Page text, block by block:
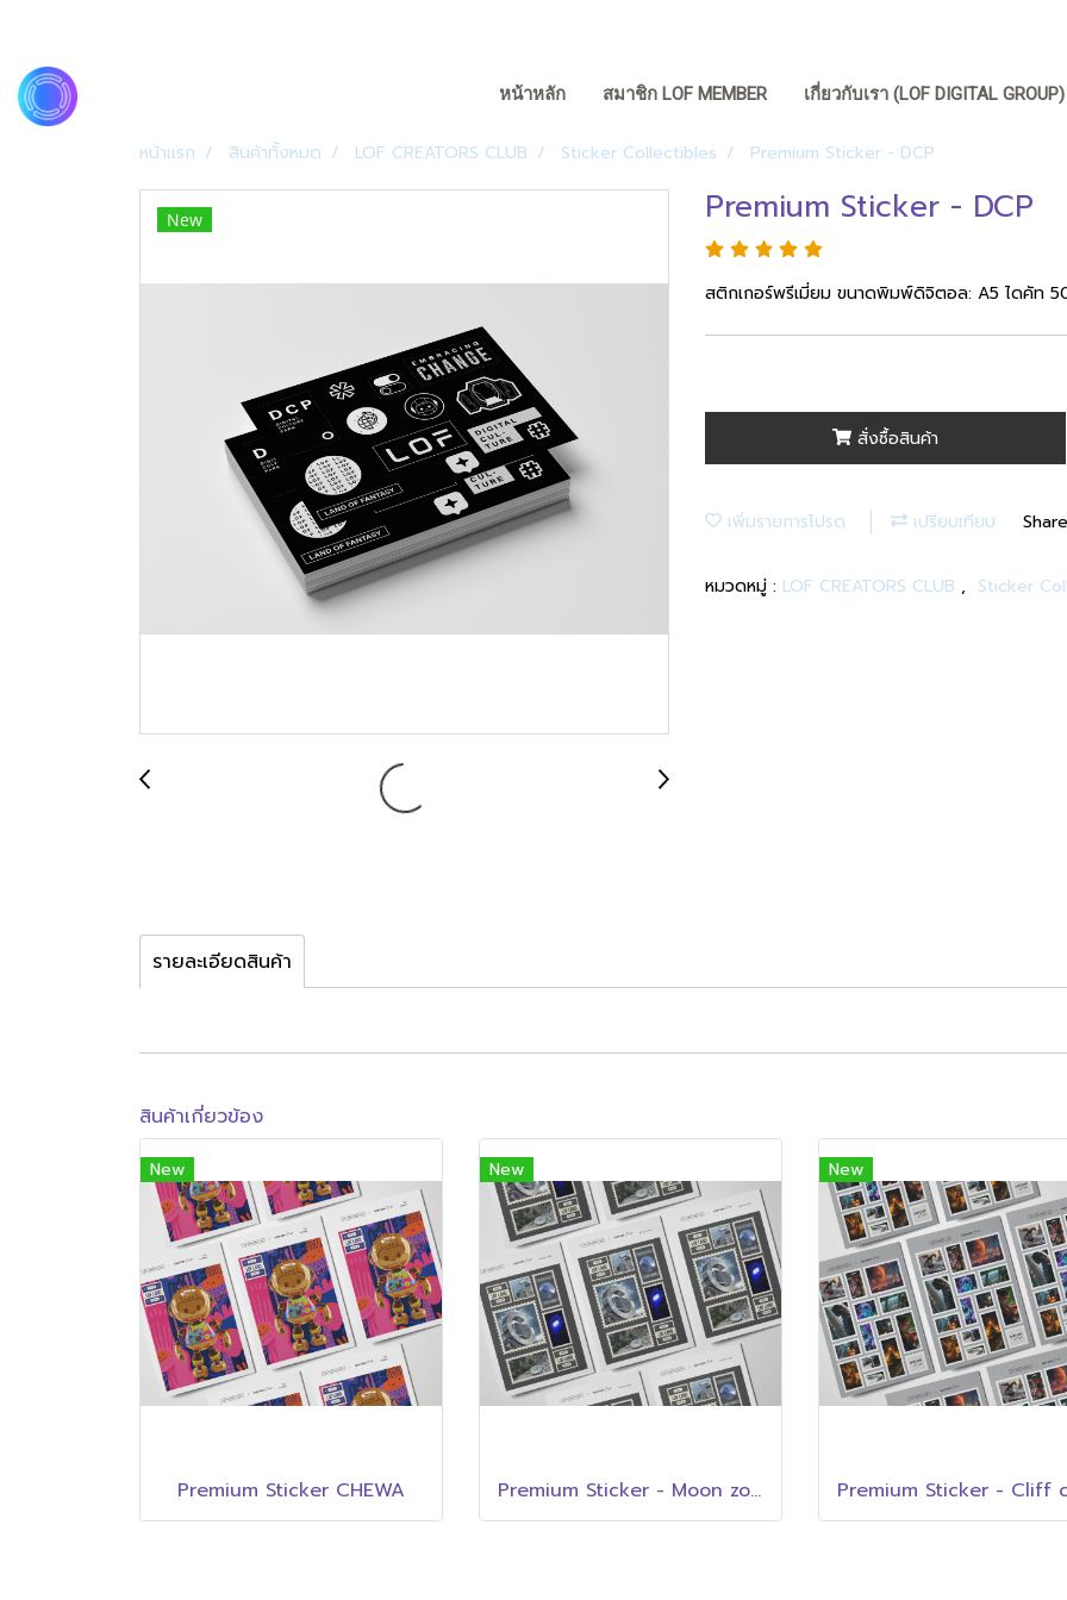
หน้าหลัก สมาชิก LOF MEMBER เกี่ยวกับเรา (LOF DIGITAL
หน้าแรก สินค้าทั้งหมด LOF CREATORS CLUB Sticker Collectibles Premium Sticker - DCP
New Premium Sticker - DCP
สติกเกอร์พรีเมี่ยม ขนาดพิมพ์ดิจิตอล: A5 ไดคัท
สั่งซื้อสินค้า
เพิ่มรายการโปรด เปรียบเทียบ Share
หมวดหมู่ : LOF CREATORS CLUB , Sticker
รายละเอียดสินค้า
สินค้าเกี่ยวข้อง
New
Premium Sticker CHEWA
New
Premium Sticker - Moon zone
New